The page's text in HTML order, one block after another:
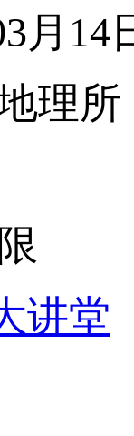
月14
理所
讲堂